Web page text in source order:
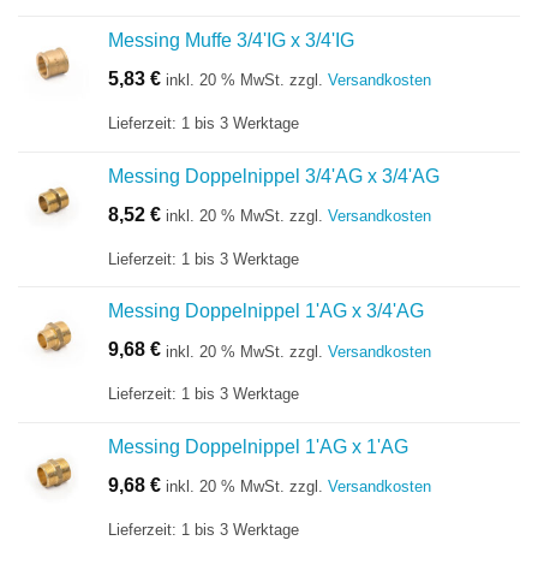
Messing Muffe 3/4'IG x 3/4'IG
5,83 € inkl. 20 % MwSt. zzgl. Versandkosten
Lieferzeit: 1 bis 3 Werktage
Messing Doppelnippel 3/4'AG x 3/4'AG
8,52 € inkl. 20 % MwSt. zzgl. Versandkosten
Lieferzeit: 1 bis 3 Werktage
Messing Doppelnippel 1'AG x 3/4'AG
9,68 € inkl. 20 % MwSt. zzgl. Versandkosten
Lieferzeit: 1 bis 3 Werktage
Messing Doppelnippel 1'AG x 1'AG
9,68 € inkl. 20 % MwSt. zzgl. Versandkosten
Lieferzeit: 1 bis 3 Werktage